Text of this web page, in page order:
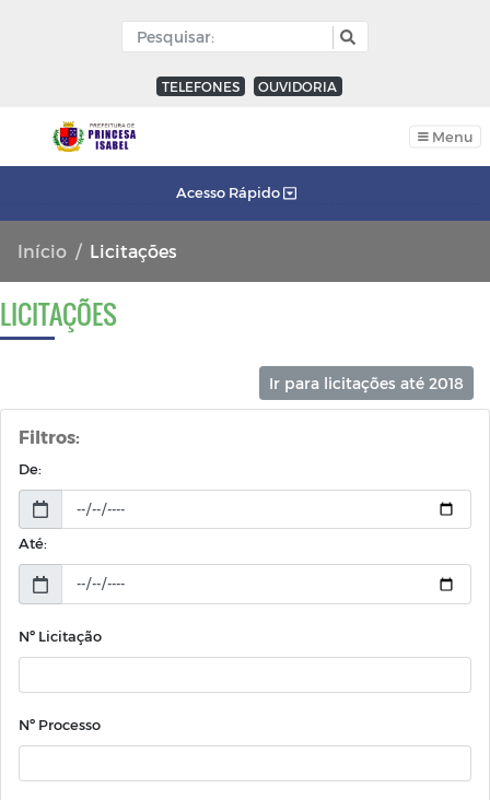
TELEFONES OUVIDORIA
Menu
Acesso Rápido
Início Licitações
LICITAÇÕES
Ir para licitações até 2018
Filtros:
De:
Até:
Nº Licitação
Nº Processo